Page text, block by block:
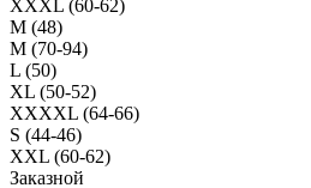
XXXL (60-62)
M (48)
M (70-94)
L (50)
XL (50-52)
XXXXL (64-66)
S (44-46)
XXL (60-62)
Заказной